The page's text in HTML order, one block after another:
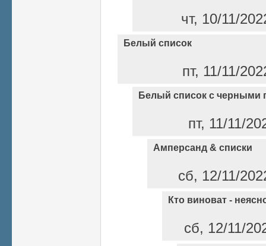
чт, 10/11/
Белый список
пт, 11/11/
Белый список с черными
пт, 11/11/
Амперсанд & списки
сб, 12/11/
Кто виноват -
сб, 12/11/